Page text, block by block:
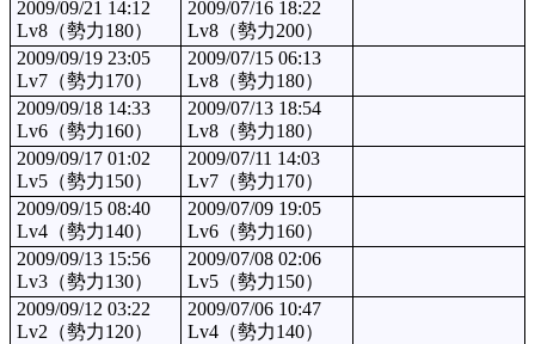
2009/09/21 14:12
Lv8（勢力180）
2009/07/16 18:22
Lv8（勢力200）
2009/09/19 23:05
Lv7（勢力170）
2009/07/15 06:13
Lv8（勢力180）
2009/09/18 14:33
Lv6（勢力160）
2009/07/13 18:54
Lv8（勢力180）
2009/09/17 01:02
Lv5（勢力150）
2009/07/11 14:03
Lv7（勢力170）
2009/09/15 08:40
Lv4（勢力140）
2009/07/09 19:05
Lv6（勢力160）
2009/09/13 15:56
Lv3（勢力130）
2009/07/08 02:06
Lv5（勢力150）
2009/09/12 03:22
Lv2（勢力120）
2009/07/06 10:47
Lv4（勢力140）